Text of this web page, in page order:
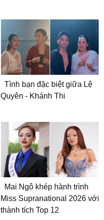
Tình bạn đặc biệt giữa Lệ
Quyên - Khánh Thi
Mai Ngô khép hành trình
Miss Supranational 2026 với
thành tích Top 12